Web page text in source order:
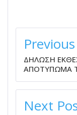
ΠΛΟΉΓΗΣΗ
ΆΡΘΡΩΝ
ΔΗΛΩΣΗ
ΑΠΟΤΥΠΩΜΑ
Next